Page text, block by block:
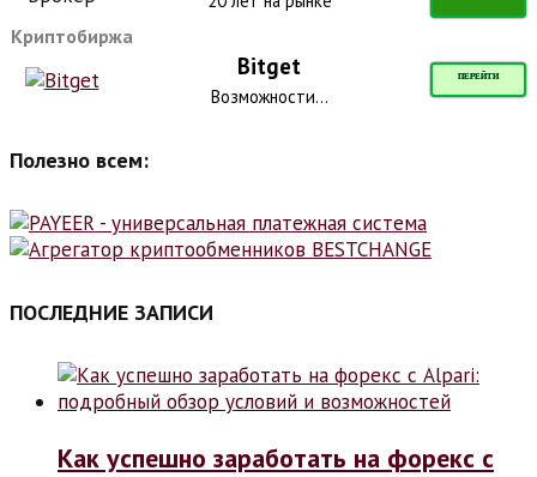
Криптобиржа
Bitget ПЕРЕЙТИ
Возможности...
Полезно всем:
ПОСЛЕДНИЕ ЗАПИСИ
Как успешно заработать на форекс с